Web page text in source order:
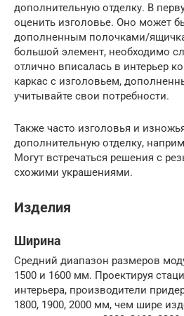
дополнительную отделку. В
оценить изголовье. Оно может
дополненным полочками/
большой элемент, необходимо
отлично вписалась в интерьер
каркас с изголовьем,
учитывайте свои потребности.
Также часто изголовья и
дополнительную отделку,
Могут встречаться решения с
схожими украшениями.
Изделия
Ширина
Средний диапазон размеров
1500 и 1600 мм. Проектируя
интерьера, производители
1800, 1900, 2000 мм, чем шире